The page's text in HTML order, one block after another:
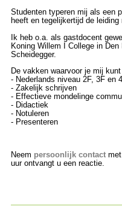
Studenten typeren mij als een
heeft en tegelijkertijd de leiding
Ik heb o.a. als gastdocent
Koning Willem I College in
Scheidegger.
De vakken waarvoor je mij kunt
- Nederlands niveau 2F, 3F en
- Zakelijk schrijven
- Effectieve mondelinge
- Didactiek
- Notuleren
- Presenteren
Neem persoonlijk contactmet
uur ontvangt u een reactie.